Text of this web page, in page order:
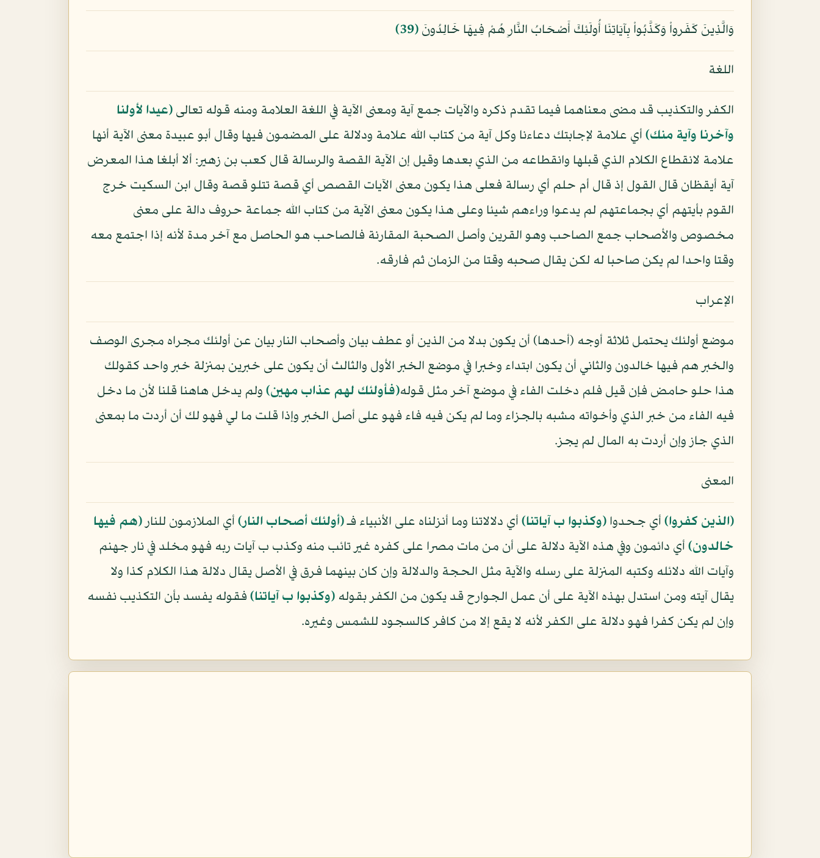
وَالَّذِينَ كَفَرواْ وَكَذَّبُواْ بِآيَاتِنَا أُولَئِكَ أَصْحَابُ النَّارِ هُمْ فِيهَا خَالِدُونَ ﴿39﴾
اللغة
الكفر والتكذيب قد مضى معناهما فيما تقدم ذكره والآيات جمع آية ومعنى الآية في اللغة العلامة ومنه قوله تعالى ﴿عيدا لأولنا
وآخرنا وآية منك﴾ أي علامة لإجابتك دعاءنا وكل آية من كتاب الله علامة ودلالة على المضمون فيها وقال أبو عبيدة معنى الآية أنها
علامة لانقطاع الكلام الذي قبلها وانقطاعه من الذي بعدها وقيل إن الآية القصة والرسالة قال كعب بن زهير: ألا أبلغا هذا المعرض
آية أيقظان قال القول إذ قال أم حلم أي رسالة فعلى هذا يكون معنى الآيات القصص أي قصة تتلو قصة وقال ابن السكيت خرج
القوم بأيتهم أي بجماعتهم لم يدعوا وراءهم شيئا وعلى هذا يكون معنى الآية من كتاب الله جماعة حروف دالة على معنى
مخصوص والأصحاب جمع الصاحب وهو القرين وأصل الصحبة المقارنة فالصاحب هو الحاصل مع آخر مدة لأنه إذا اجتمع معه
وقتا واحدا لم يكن صاحبا له لكن يقال صحبه وقتا من الزمان ثم فارقه.
الإعراب
موضع أولئك يحتمل ثلاثة أوجه (أحدها) أن يكون بدلا من الذين أو عطف بيان وأصحاب النار بيان عن أولئك مجراه مجرى الوصف
والخبر هم فيها خالدون والثاني أن يكون ابتداء وخبرا في موضع الخبر الأول والثالث أن يكون على خبرين بمنزلة خبر واحد كقولك
هذا حلو حامض فإن قيل فلم دخلت الفاء في موضع آخر مثل قوله﴿فأولئك لهم عذاب مهين﴾ ولم يدخل هاهنا قلنا لأن ما دخل
فيه الفاء من خبر الذي وأخواته مشبه بالجزاء وما لم يكن فيه فاء فهو على أصل الخبر وإذا قلت ما لي فهو لك أن أردت ما بمعنى
الذي جاز وإن أردت به المال لم يجز.
المعنى
﴿الذين كفروا﴾ أي جحدوا ﴿وكذبوا ب آياتنا﴾ أي دلالاتنا وما أنزلناه على الأنبياء فـ﴿أولئك أصحاب النار﴾ أي الملازمون للنار﴿هم فيها
خالدون﴾ أي دائمون وفي هذه الآية دلالة على أن من مات مصرا على كفره غير تائب منه وكذب ب آيات ربه فهو مخلد في نار جهنم
وآيات الله دلائله وكتبه المنزلة على رسله والآية مثل الحجة والدلالة وإن كان بينهما فرق في الأصل يقال دلالة هذا الكلام كذا ولا
يقال آيته ومن استدل بهذه الآية على أن عمل الجوارح قد يكون من الكفر بقوله ﴿وكذبوا ب آياتنا﴾ فقوله يفسد بأن التكذيب نفسه
وإن لم يكن كفرا فهو دلالة على الكفر لأنه لا يقع إلا من كافر كالسجود للشمس وغيره.